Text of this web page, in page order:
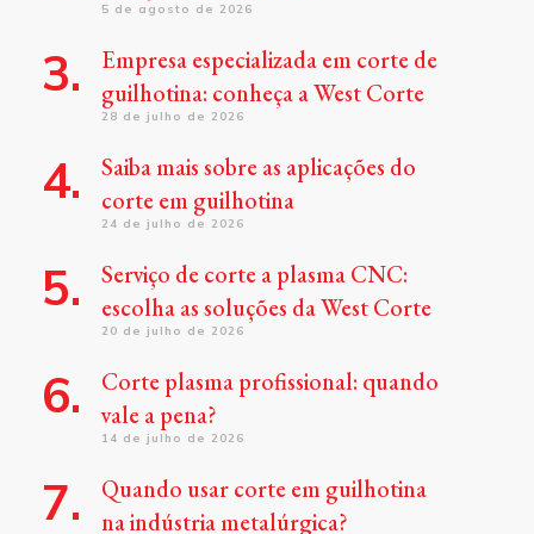
5 de agosto de 2026
Empresa especializada em corte de
guilhotina: conheça a West Corte
28 de julho de 2026
Saiba mais sobre as aplicações do
corte em guilhotina
24 de julho de 2026
Serviço de corte a plasma CNC:
escolha as soluções da West Corte
20 de julho de 2026
Corte plasma profissional: quando
vale a pena?
14 de julho de 2026
Quando usar corte em guilhotina
na indústria metalúrgica?